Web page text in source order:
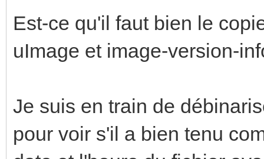
Est-ce qu'il faut bien le
uImage et image-version-
Je suis en train de
pour voir s'il a bien tenu